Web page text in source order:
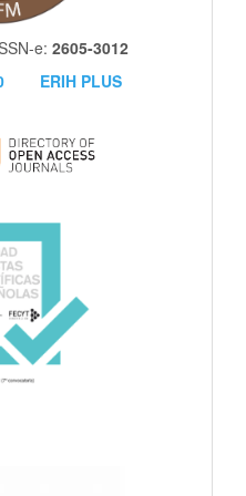
e: 2605-3012
ERIH PLUS